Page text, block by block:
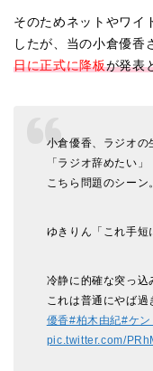
そのためネットやワイ
したが、当の小倉優香
日に正式に降板が発表
小倉優香、ラジオの
「ラジオ辞めたい」
こちら問題のシーン
ゆきりん「これ手短
冷静に的確な突っ
これは普通にやば
優香#柏木由紀#ケン
pic.twitter.com/